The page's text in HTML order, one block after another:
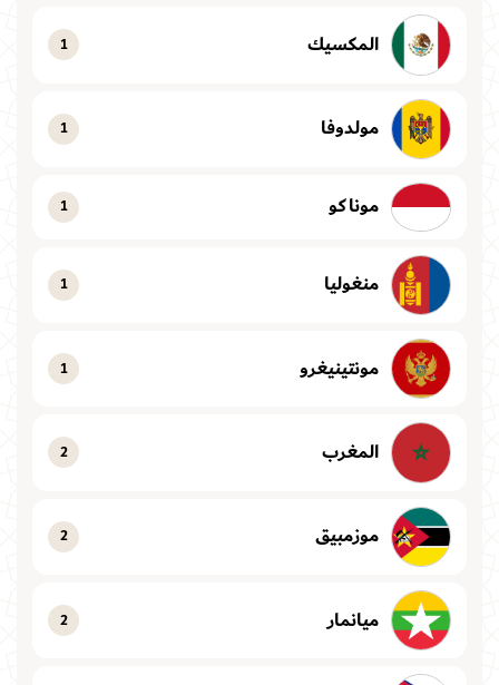
المكسيك 1
مولدوفا 1
موناكو 1
منغوليا 1
مونتينيغرو 1
المغرب 2
موزمبيق 2
ميانمار 2